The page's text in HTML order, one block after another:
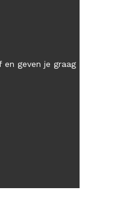
geven je graag